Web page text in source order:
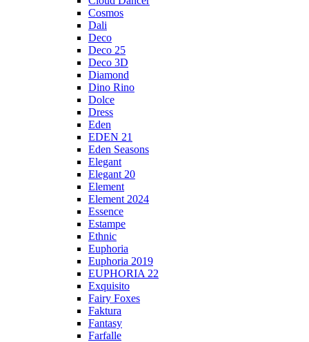
Cosmos
Dali
Deco
Deco 25
Deco 3D
Diamond
Dino Rino
Dolce
Dress
Eden
EDEN 21
Eden Seasons
Elegant
Elegant 20
Element
Element 2024
Essence
Estampe
Ethnic
Euphoria
Euphoria 2019
EUPHORIA 22
Exquisito
Fairy Foxes
Faktura
Fantasy
Farfalle